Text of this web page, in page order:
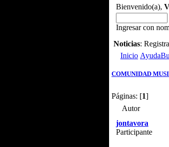
Bienvenido(a),
Ingresar con
Noticias:
Inicio Ayuda
COMUNIDAD
Páginas: [1]
Autor
jontavora
Participante